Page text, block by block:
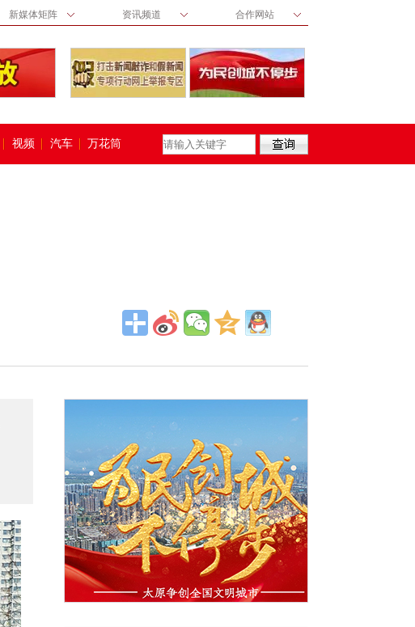
新媒体矩阵 资讯频道 合作网站
视频 汽车 万花筒